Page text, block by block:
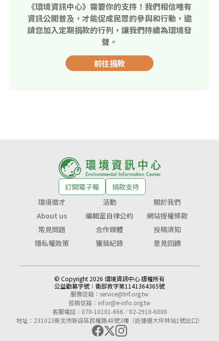
《環境資訊中心》需要你的支持！我們相信唯有
資訊公開普及，才能促成民眾的參與和行動，邀
請您加入定期捐款的行列，讓我們持續為環境發
聲。
前往捐款
訂閱電子報
捐款支持
環境徵才
活動
關於我們
About us
編輯室自律公約
網站授權條款
常見問題
合作媒體
投稿須知
隱私權政策
獲獎紀錄 意見回饋
© Copyright 2026 環境資訊中心 版權所有
公益勸募字號： 衛部救字第1141364365號
服務信箱： service@tnf.org.tw
投稿信箱： infor@e-info.org.tw
客服電話：070-10101-666／02-2910-6000
地址：231023新北市新店區民權路48號3樓（近捷運大坪林站1號出口）